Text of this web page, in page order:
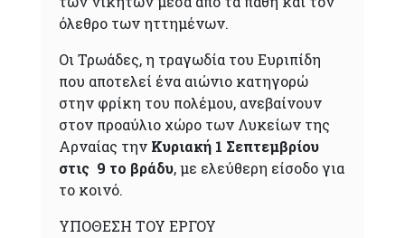
όλεθρο των ηττημένων.
Οι Τρωάδες, η τραγωδία του Ευριπίδη
που αποτελεί ένα αιώνιο κατηγορώ
στην φρίκη του πολέμου, ανεβαίνουν
στον προαύλιο χώρο των Λυκείων της
Αρναίας την Κυριακή 1 Σεπτεμβρίου
στις 9 το βράδυ, με ελεύθερη είσοδο για
το κοινό.
ΥΠΟΘΕΣΗ ΤΟΥ ΕΡΓΟΥ